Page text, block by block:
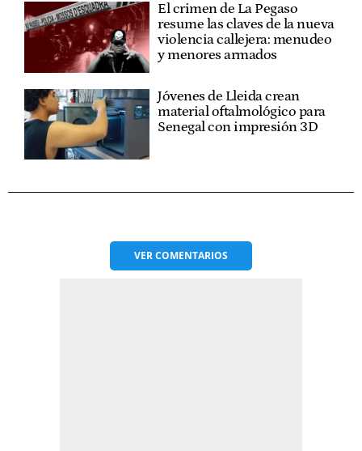
El crimen de La Pegaso
resume las claves de la nueva
violencia callejera: menudeo
y menores armados
Jóvenes de Lleida crean
material oftalmológico para
Senegal con impresión 3D
VERCOMENTARIOS